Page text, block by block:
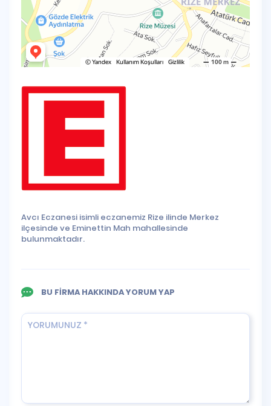
Avcı Eczanesi isimli eczanemiz Rize ilinde Merkez
ilçesinde ve Eminettin Mah mahallesinde
bulunmaktadır.
BU FİRMA HAKKINDA YORUM YAP